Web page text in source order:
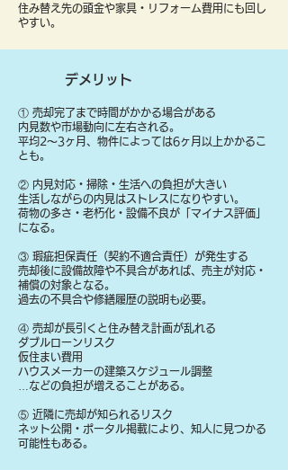
住み替え先の頭金や家具・リフォーム費用にも回し
やすい。
デメリット
① 売却完了まで時間がかかる場合がある
内見数や市場動向に左右される。
平均2〜3ヶ月、物件によっては6ヶ月以上かかるこ
とも。
② 内見対応・掃除・生活への負担が大きい
生活しながらの内見はストレスになりやすい。
荷物の多さ・老朽化・設備不良が「マイナス評価」
になる。
③ 瑕疵担保責任（契約不適合責任）が発生する
売却後に設備故障や不具合があれば、売主が対応・
補償の対象となる。
過去の不具合や修繕履歴の説明も必要。
④ 売却が長引くと住み替え計画が乱れる
ダブルローンリスク
仮住まい費用
ハウスメーカーの建築スケジュール調整
…などの負担が増えることがある。
⑤ 近隣に売却が知られるリスク
ネット公開・ポータル掲載により、知人に見つかる
可能性もある。